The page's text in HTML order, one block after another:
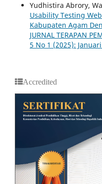
Yudhistira Abrory,
Usability Testing
Kabupaten Agam
JURNAL TERAPAN
5 No 1 (2025):
Accredited